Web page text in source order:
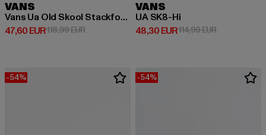
VANS
Vans Ua Old Skool Stackform Schuhe
47,60 EUR
Derzeitiger Preis: 47,60 EUR
118,99 EURAktionspreis: 118,99 EUR
VANS
UA SK8-Hi
48,30 EUR
Derzeitiger Preis: 48,30 EUR
114,99 EURAktionspreis:
-54% -54%